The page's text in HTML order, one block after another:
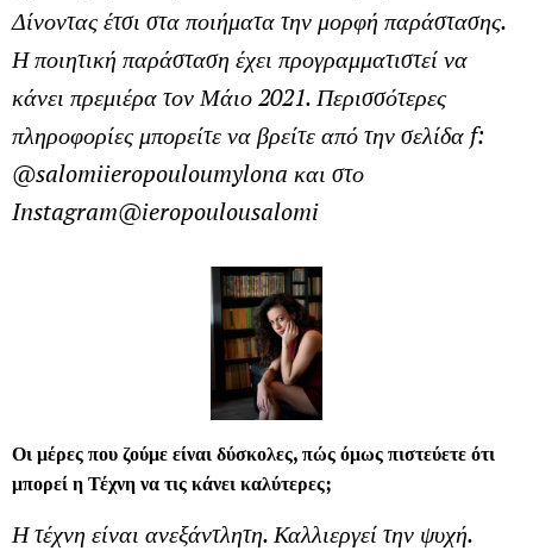
Δίνοντας έτσι στα ποιήματα την μορφή παράστασης.
Η ποιητική παράσταση έχει προγραμματιστεί να
κάνει πρεμιέρα τον Μάιο 2021. Περισσότερες
πληροφορίες μπορείτε να βρείτε από την σελίδα f:
@salomiieropouloumylona και στο
Instagram@ieropoulousalomi
Οι μέρες που ζούμε είναι δύσκολες, πώς όμως πιστεύετε ότι
μπορεί η Τέχνη να τις κάνει καλύτερες;
Η τέχνη είναι ανεξάντλητη. Καλλιεργεί την ψυχή.